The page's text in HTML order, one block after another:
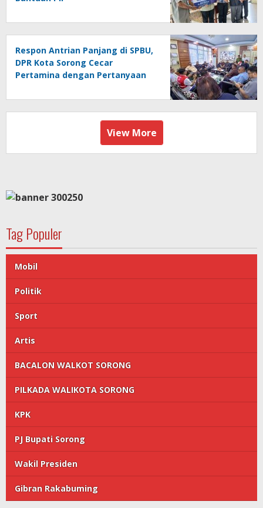
Respon Antrian Panjang di SPBU,
DPR Kota Sorong Cecar
Pertamina dengan Pertanyaan
View More
Tag Populer
Mobil
Politik
Sport
Artis
BACALON WALKOT SORONG
PILKADA WALIKOTA SORONG
KPK
PJ Bupati Sorong
Wakil Presiden
Gibran Rakabuming